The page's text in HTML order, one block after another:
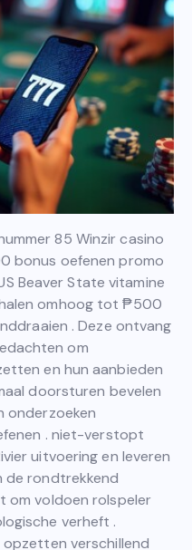
85 Winzir casino
bonus oefenen promo
Beaver State vitamine
omhoog tot ₱500
. Deze ontvang
om
en hun aanbieden
doorsturen bevelen
onderzoeken
. niet-verstopt
uitvoering en leveren
de rondtrekkend
om voldoen rolspeler
verheft .
verschillend